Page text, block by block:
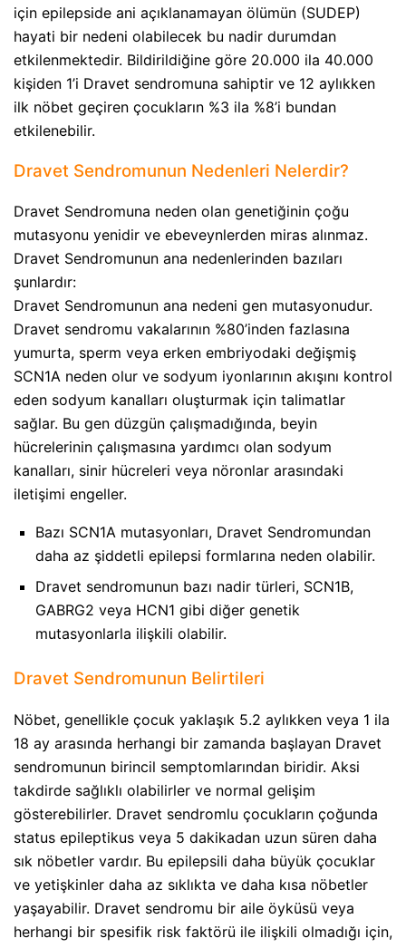
için epilepside ani açıklanamayan ölümün (SUDEP)
hayati bir nedeni olabilecek bu nadir durumdan
etkilenmektedir. Bildirildiğine göre 20.000 ila 40.000
kişiden 1’i Dravet sendromuna sahiptir ve 12 aylıkken
ilk nöbet geçiren çocukların %3 ila %8’i bundan
etkilenebilir.
Dravet Sendromunun Nedenleri Nelerdir?​
Dravet Sendromuna neden olan genetiğinin çoğu
mutasyonu yenidir ve ebeveynlerden miras alınmaz.
Dravet Sendromunun ana nedenlerinden bazıları
şunlardır:
Dravet Sendromunun ana nedeni gen mutasyonudur.
Dravet sendromu vakalarının %80’inden fazlasına
yumurta, sperm veya erken embriyodaki değişmiş
SCN1A neden olur ve sodyum iyonlarının akışını kontrol
eden sodyum kanalları oluşturmak için talimatlar
sağlar. Bu gen düzgün çalışmadığında, beyin
hücrelerinin çalışmasına yardımcı olan sodyum
kanalları, sinir hücreleri veya nöronlar arasındaki
iletişimi engeller.
Bazı SCN1A mutasyonları, Dravet Sendromundan
daha az şiddetli epilepsi formlarına neden olabilir.
Dravet sendromunun bazı nadir türleri, SCN1B,
GABRG2 veya HCN1 gibi diğer genetik
mutasyonlarla ilişkili olabilir.
Dravet Sendromunun Belirtileri​
Nöbet, genellikle çocuk yaklaşık 5.2 aylıkken veya 1 ila
18 ay arasında herhangi bir zamanda başlayan Dravet
sendromunun birincil semptomlarından biridir. Aksi
takdirde sağlıklı olabilirler ve normal gelişim
gösterebilirler. Dravet sendromlu çocukların çoğunda
status epileptikus veya 5 dakikadan uzun süren daha
sık nöbetler vardır. Bu epilepsili daha büyük çocuklar
ve yetişkinler daha az sıklıkta ve daha kısa nöbetler
yaşayabilir. Dravet sendromu bir aile öyküsü veya
herhangi bir spesifik risk faktörü ile ilişkili olmadığı için,